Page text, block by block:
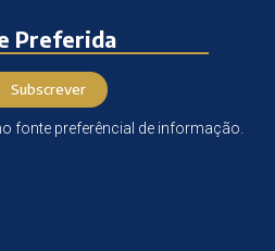
Preferida
Subscrever
fonte preferêncial de informação.